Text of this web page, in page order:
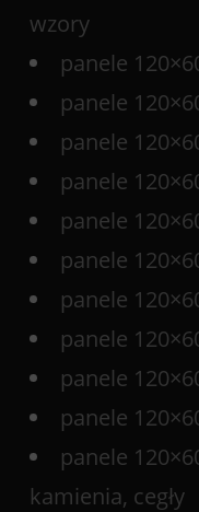
wzory
panele
panele
panele
panele
panele
panele
panele
panele
panele
panele
panele
kamienia, cegły